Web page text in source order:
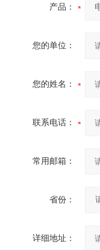
产品：
您的单位：
您的姓名：
联系电话：
常用邮箱：
省份：
详细地址：